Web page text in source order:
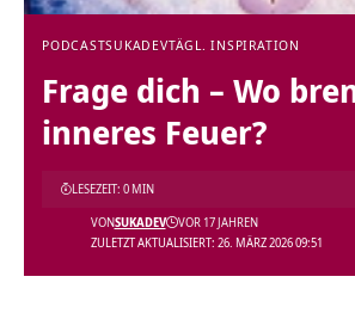
PODCASTSUKADEVTÄGL. INSPIRATION
Frage dich – Wo
inneres Feuer?
ZULETZT AKTUALISIERT: 26. MÄRZ 2026 09:51
VONSUKADEV VOR 17 JAHREN
LESEZEIT: 0 MIN